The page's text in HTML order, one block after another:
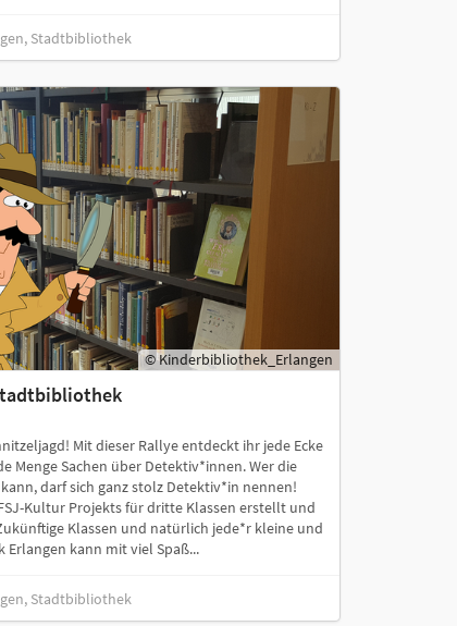
Stadtbibliothek
© Kinderbibliothek_Erlangen
Mit dieser Rallye entdeckt ihr jede Ecke
Menge Sachen über Detektiv*innen. Wer die
darf sich ganz stolz Detektiv*in nennen!
Kultur Projekts für dritte Klassen erstellt und
Klassen und natürlich jede*r kleine und
kann mit viel Spaß...
Stadtbibliothek